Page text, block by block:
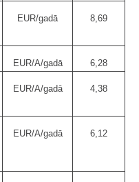
EUR/gadā 8,69
EUR/A/gadā
6,28
EUR/A/gadā 4,38
EUR/A/gadā 6,12